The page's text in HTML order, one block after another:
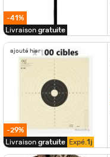
-41%
Livraison gratuite
ajouté hier
-29%
Livraison gratuite Expé. 1j